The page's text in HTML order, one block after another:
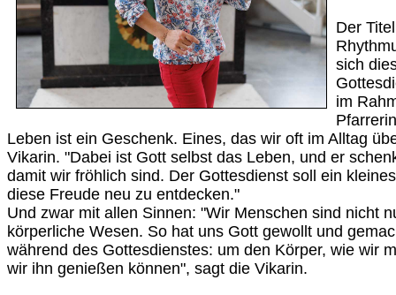
Der
sich
im
Leben ist ein Geschenk. Eines, das wir oft im Alltag
Vikarin. "Dabei ist Gott selbst das Leben, und er
damit wir fröhlich sind. Der Gottesdienst soll ein
diese Freude neu zu entdecken."
Und zwar mit allen Sinnen: "Wir Menschen sind nicht
körperliche Wesen. So hat uns Gott gewollt und
während des Gottesdienstes: um den Körper, wie wir
wir ihn genießen können", sagt die Vikarin.